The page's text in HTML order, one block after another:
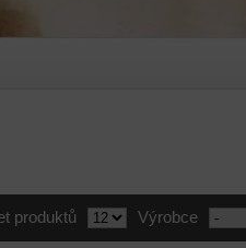
produktů Výrobce